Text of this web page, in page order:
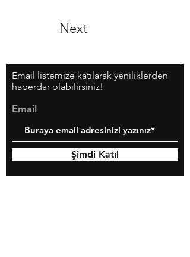
Next
Email listemize katılarak yeniliklerden
haberdar olabilirsiniz!
Email
Şimdi Katıl